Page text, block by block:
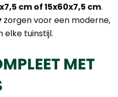
cm of 15x60x7,5 cm.
zorgen voor een moderne,
elke tuinstijl.
MET